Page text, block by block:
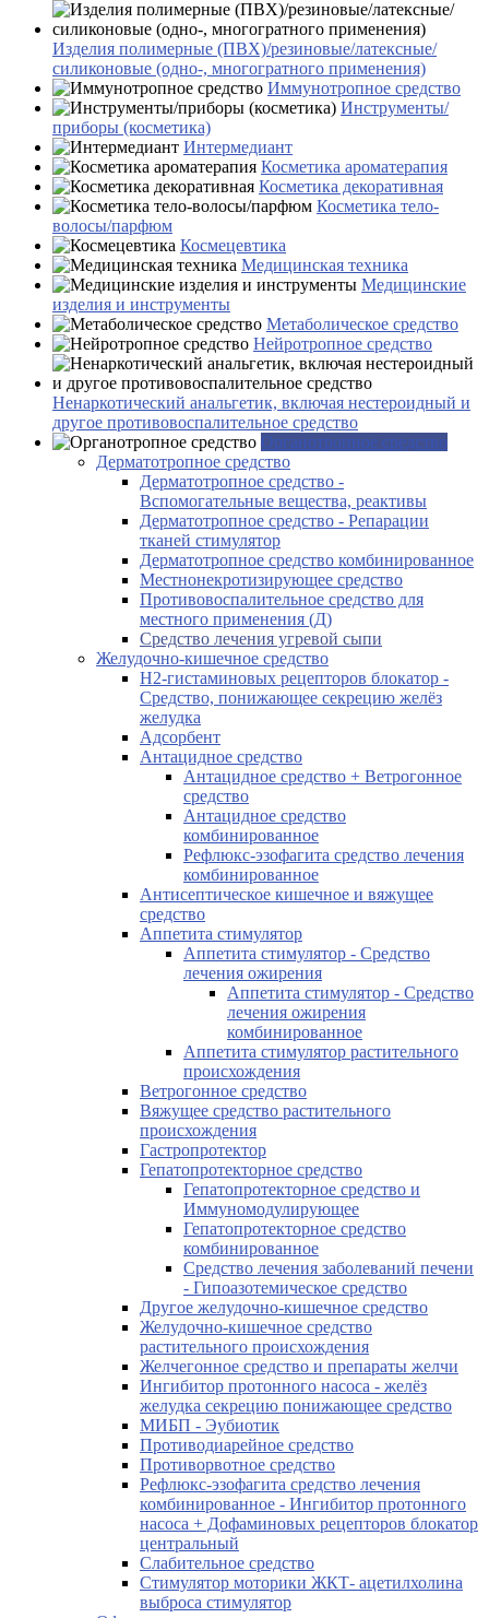
Изделия полимерные (ПВХ)/резиновые/латексные/
силиконовые (одно-, многогратного применения)
Иммунотропное средство
Инструменты/
приборы (косметика)
Интермедиант
Косметика ароматерапия
Косметика декоративная
Косметика тело-
волосы/парфюм
Космецевтика
Медицинская техника
Медицинские
изделия и инструменты
Метаболическое средство
Нейротропное средство
Ненаркотический анальгетик, включая нестероидный и
другое противовоспалительное средство
Органотропное средство
Дерматотропное средство
Дерматотропное средство -
Вспомогательные вещества, реактивы
Дерматотропное средство - Репарации
тканей стимулятор
Дерматотропное средство комбинированное
Местнонекротизирующее средство
Противовоспалительное средство для
местного применения (Д)
Средство лечения угревой сыпи
Желудочно-кишечное средство
H2-гистаминовых рецепторов блокатор -
Средство, понижающее секрецию желёз
желудка
Адсорбент
Антацидное средство
Антацидное средство + Ветрогонное
средство
Антацидное средство
комбинированное
Рефлюкс-эзофагита средство лечения
комбинированное
Антисептическое кишечное и вяжущее
средство
Аппетита стимулятор
Аппетита стимулятор - Средство
лечения ожирения
Аппетита стимулятор - Средство
лечения ожирения
комбинированное
Аппетита стимулятор растительного
происхождения
Ветрогонное средство
Вяжущее средство растительного
происхождения
Гастропротектор
Гепатопротекторное средство
Гепатопротекторное средство и
Иммуномодулирующее
Гепатопротекторное средство
комбинированное
Средство лечения заболеваний печени
- Гипоазотемическое средство
Другое желудочно-кишечное средство
Желудочно-кишечное средство
растительного происхождения
Желчегонное средство и препараты желчи
Ингибитор протонного насоса - желёз
желудка секрецию понижающее средство
МИБП - Эубиотик
Противодиарейное средство
Противорвотное средство
Рефлюкс-эзофагита средство лечения
комбинированное - Ингибитор протонного
насоса + Дофаминовых рецепторов блокатор
центральный
Слабительное средство
Стимулятор моторики ЖКТ- ацетилхолина
выброса стимулятор